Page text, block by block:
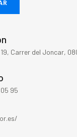
Carrer del Joncar,
95